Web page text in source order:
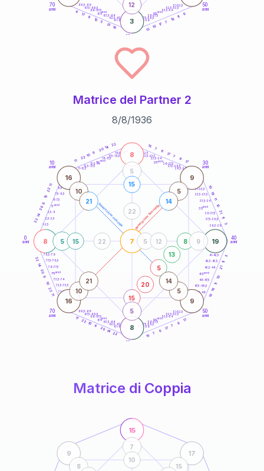
50
anni
60
70
anni
51-52,5
52,5-53,5
53,5-54
56-57,5
57,5-58,5
58,5-59
61-62,5
62,5-63,5
63,5-64
66-67,5
67,5-68,5
68,5-69
6
11
18
7
17
10
13
16
13
5
10
9
17
6
3
12
55anni
65anni
Matrice del Partner 2
8/8/1936
generazione maschile generazione femminile
0
anni
10
anni
30
anni
40
anni
50
anni
60
70
anni
1-2,5
2,5-3,5
3,5-4
6-7,5
7,5-8,5
8,5-9
11-12,5
12,5-13,5
13,5-14
16-17,5
17,5-18,5
18,5-19 21-22,5
22,5-23,5
23,5-24
26-27,5
27,5-28,5
28,5-29
31-32,5
32,5-33,5
33,5-34
36-37,5
37,5-38,5
38,5-39
41-42,5
42,5-43,5
43,5-44
46-47,5
47,5-48,5
48,5-49
51-52,5
52,5-53,5
53,5-54
56-57,5
57,5-58,5
58,5-59
61-62,5
62,5-63,5
63,5-64
66-67,5
67,5-68,5
68,5-69
71-72,5
72,5-73,5
73,5-74
76-77,5
77,5-78,5
78,5-79
22
14
20
6
10
22
11
11
22 10
6
20 14
22 15
7
6
17
7
8
17
10
19
11
10
21
11
3
3
11
21
10
11
19
10
17
8
7
17
6
7
15
22
14
20
6
10
22
11
11
22
10
6
20
14
22
8
8
19
8
7
16 9
16 9
15
20
5
13
8
5
5
9
5
15
15
5 12
22
22
10
21
5
14
10
21
5
14
5anni
15 anni 25anni
35anni
45anni
55anni
65anni
75anni
Matrice di Coppia
15
9 17
7
10
8 15